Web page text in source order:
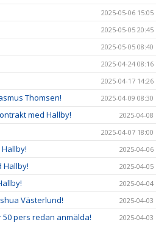
2025-05-06 15:05
2025-05-05 20:45
2025-05-05 08:40
2025-04-24 08:16
2025-04-17 14:26
Thomsen! 2025-04-09 08:30
med Hallby! 2025-04-08
2025-04-07 18:00
2025-04-06
Hallby! 2025-04-05
2025-04-04
Västerlund! 2025-04-03
pers redan anmälda! 2025-04-03